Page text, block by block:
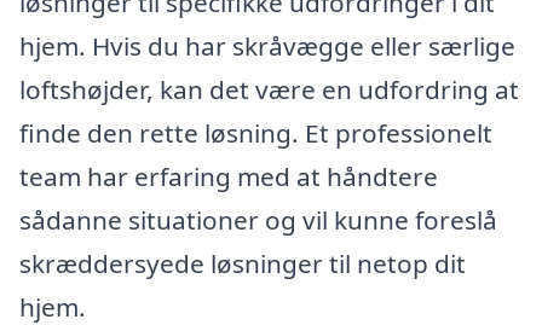
hjem. Hvis du har skråvægge eller særlige
loftshøjder, kan det være en udfordring at
finde den rette løsning. Et professionelt
team har erfaring med at håndtere
sådanne situationer og vil kunne foreslå
skræddersyede løsninger til netop dit
hjem.